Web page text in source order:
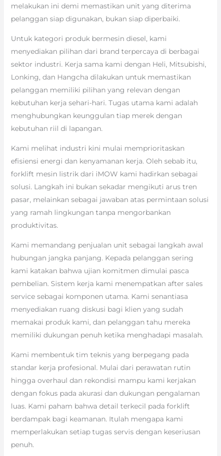
melakukan ini demi memastikan unit yang diterima
pelanggan siap digunakan, bukan siap diperbaiki.
Untuk kategori produk bermesin diesel, kami
menyediakan pilihan dari brand terpercaya di berbagai
sektor industri. Kerja sama kami dengan Heli, Mitsubishi,
Lonking, dan Hangcha dilakukan untuk memastikan
pelanggan memiliki pilihan yang relevan dengan
kebutuhan kerja sehari-hari. Tugas utama kami adalah
menghubungkan keunggulan tiap merek dengan
kebutuhan riil di lapangan.
Kami melihat industri kini mulai memprioritaskan
efisiensi energi dan kenyamanan kerja. Oleh sebab itu,
forklift mesin listrik dari iMOW kami hadirkan sebagai
solusi. Langkah ini bukan sekadar mengikuti arus tren
pasar, melainkan sebagai jawaban atas permintaan solusi
yang ramah lingkungan tanpa mengorbankan
produktivitas.
Kami memandang penjualan unit sebagai langkah awal
hubungan jangka panjang. Kepada pelanggan sering
kami katakan bahwa ujian komitmen dimulai pasca
pembelian. Sistem kerja kami menempatkan after sales
service sebagai komponen utama. Kami senantiasa
menyediakan ruang diskusi bagi klien yang sudah
memakai produk kami, dan pelanggan tahu mereka
memiliki dukungan penuh ketika menghadapi masalah.
Kami membentuk tim teknis yang berpegang pada
standar kerja profesional. Mulai dari perawatan rutin
hingga overhaul dan rekondisi mampu kami kerjakan
dengan fokus pada akurasi dan dukungan pengalaman
luas. Kami paham bahwa detail terkecil pada forklift
berdampak bagi keamanan. Itulah mengapa kami
memperlakukan setiap tugas servis dengan keseriusan
penuh.